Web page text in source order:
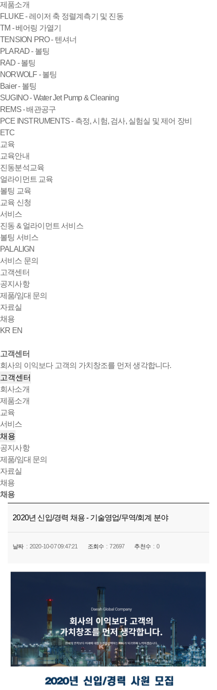
제품소개
FLUKE - 레이저 축 정렬계측기 및 진동
TM - 베어링 가열기
TENSION PRO - 텐셔너
PLARAD - 볼팅
RAD - 볼팅
NORWOLF - 볼팅
Baier - 볼팅
SUGINO - Water Jet Pump & Cleaning
REMS - 배관공구
PCE INSTRUMENTS - 측정, 시험, 검사, 실험실 및 제어 장비
ETC
교육
교육안내
진동분석교육
얼라이먼트 교육
볼팅 교육
교육 신청
서비스
진동 & 얼라이먼트 서비스
볼팅 서비스
PALALIGN
서비스 문의
고객센터
공지사항
제품/임대 문의
자료실
채용
KR EN
고객센터
회사의 이익보다 고객의 가치창조를 먼저 생각합니다.
고객센터
회사소개
제품소개
교육
서비스
채용
공지사항
제품/임대 문의
자료실
채용
채용
2020년 신입/경력 채용 - 기술영업/무역/회계 분야
날짜 2020-10-07 09:47:21 조회수 72697 추천수 0